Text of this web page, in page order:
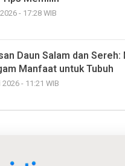
- 17:28 WIB
Daun Salam dan
Manfaat untuk Tubuh
- 11:21 WIB